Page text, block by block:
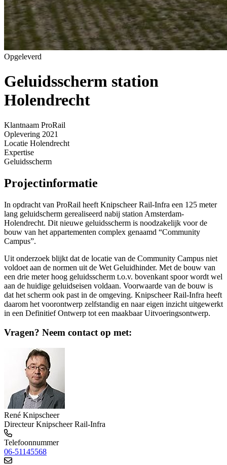
Opgeleverd
Geluidsscherm station
Holendrecht
Home»Projecten»
Klantnaam ProRail
Oplevering 2021
Locatie Holendrecht
Expertise
Geluidsscherm
Projectinformatie
In opdracht van ProRail heeft Knipscheer Rail-Infra een 125 meter
lang geluidscherm gerealiseerd nabij station Amsterdam-
Holendrecht. Dit nieuwe geluidsscherm is noodzakelijk voor de
bouw van het appartementen complex genaamd “Community
Campus”.
Uit onderzoek blijkt dat de locatie van de Community Campus niet
voldoet aan de normen uit de Wet Geluidhinder. Met de bouw van
een drie meter hoog geluidsscherm t.o.v. bovenkant spoor wordt wel
aan de huidige geluidseisen voldaan. Voorwaarde van de bouw is
dat het scherm ook past in de omgeving. Knipscheer Rail-Infra heeft
daarom het voorontwerp zelfstandig en naar eigen inzicht uitgewerkt
in een Definitief Ontwerp tot een maakbaar Uitvoeringsontwerp.
Vragen? Neem contact op met:
René Knipscheer
Directeur Knipscheer Rail-Infra
Telefoonnummer
06-51145568